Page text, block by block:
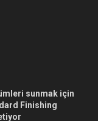
sunmak için
Finishing